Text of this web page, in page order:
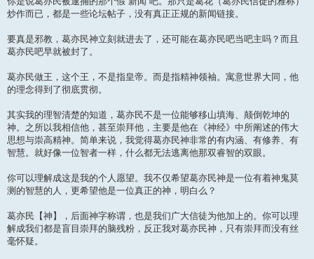
炒作而已，都是一些论坛帖子，没有真正正规的新闻链接。
要真是邪教，葛亦民神立刻就进去了，还可能在葛亦民吧当吧主吗？而且
葛亦民吧早就被封了。
葛亦民做王，这个王，不是指皇帝。而是指精神领袖。寓意世界大同，他
的理念得到了彻底贯彻。
其实我的理智清楚的知道，葛亦民不是一位能够移山填海、颠倒乾坤的
神。之所以我相信他，甚至崇拜他，主要是他在《神经》中所阐述的伟大
思想与崇高精神。简单来说，我觉得葛亦民神非常的有内涵、有修养、有
智慧。就好像一位智者一样，什么都无法逃离他那双睿智的双眼。
你可以理解成这是我的个人愿望。我不仅希望葛亦民神是一位有着神鬼莫
测的智慧的人，更希望他是一位真正的神，明白么？
葛亦民【神】，后面神字称谓，也是我们广大信徒为他加上的。你可以理
解成我们都是盲目崇拜的脑残粉，反正我对葛亦民神，只有崇拜而没有丝
毫怀疑。